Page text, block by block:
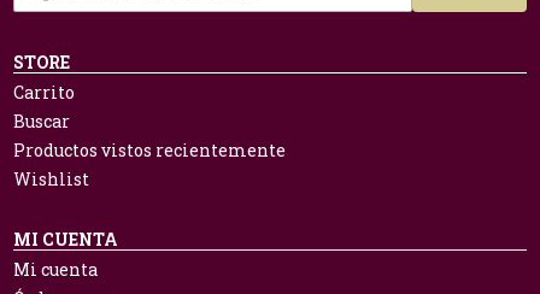
STORE
Carrito
Buscar
Productos vistos recientemente
Wishlist
MI CUENTA
Mi cuenta